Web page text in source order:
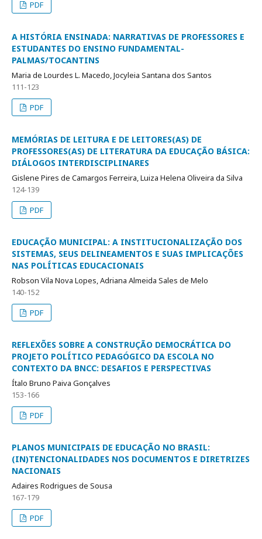
PDF
A HISTÓRIA ENSINADA: NARRATIVAS DE PROFESSORES E
ESTUDANTES DO ENSINO FUNDAMENTAL-
PALMAS/TOCANTINS
Maria de Lourdes L. Macedo, Jocyleia Santana dos Santos
111-123
PDF
MEMÓRIAS DE LEITURA E DE LEITORES(AS) DE
PROFESSORES(AS) DE LITERATURA DA EDUCAÇÃO BÁSICA:
DIÁLOGOS INTERDISCIPLINARES
Gislene Pires de Camargos Ferreira, Luiza Helena Oliveira da Silva
124-139
PDF
EDUCAÇÃO MUNICIPAL: A INSTITUCIONALIZAÇÃO DOS
SISTEMAS, SEUS DELINEAMENTOS E SUAS IMPLICAÇÕES
NAS POLÍTICAS EDUCACIONAIS
Robson Vila Nova Lopes, Adriana Almeida Sales de Melo
140-152
PDF
REFLEXÕES SOBRE A CONSTRUÇÃO DEMOCRÁTICA DO
PROJETO POLÍTICO PEDAGÓGICO DA ESCOLA NO
CONTEXTO DA BNCC: DESAFIOS E PERSPECTIVAS
Ítalo Bruno Paiva Gonçalves
153-166
PDF
PLANOS MUNICIPAIS DE EDUCAÇÃO NO BRASIL:
(IN)TENCIONALIDADES NOS DOCUMENTOS E DIRETRIZES
NACIONAIS
Adaires Rodrigues de Sousa
167-179
PDF